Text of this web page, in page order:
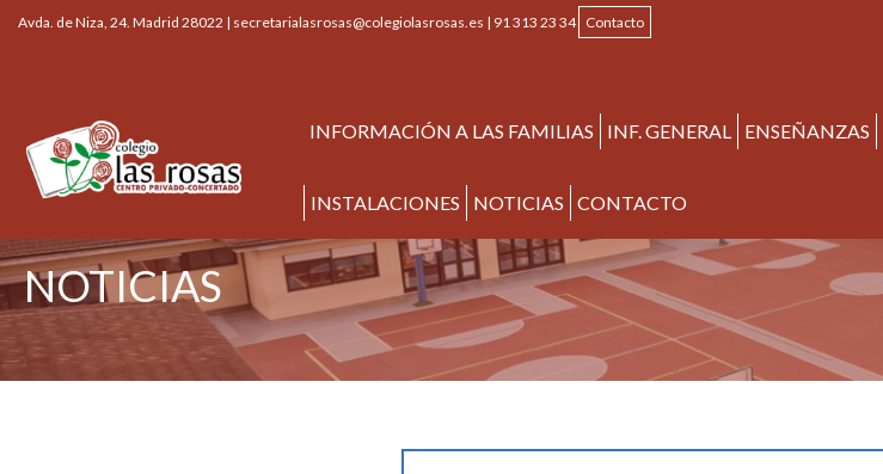
Avda. de Niza, 24. Madrid 28022 | secretarialasrosas@colegiolasrosas.es | 91 313 23 34 Contacto
INFORMACIÓN A LAS FAMILIAS INF. GENERAL ENSEÑANZAS
INSTALACIONES NOTICIAS CONTACTO
NOTICIAS